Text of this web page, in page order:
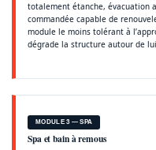
totalement étanche, évacuation
commandée capable de
module le moins tolérant à
dégrade la structure autour de
MODULE 3 — SPA
Spa et bain à remous